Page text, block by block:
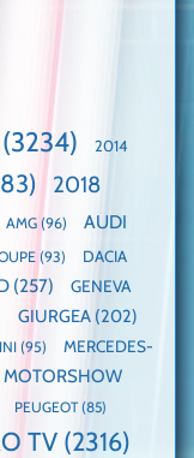
(3234) 2014
2018
AMG (96)
AUDI
(93)
DACIA
(257)
GENEVA
GIURGEA (202)
(95)
MERCEDES-
MOTORSHOW
PEUGEOT(85)
TV (2316)